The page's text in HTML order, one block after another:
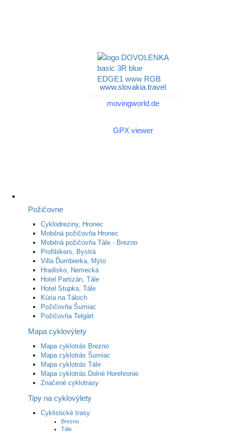
www.slovakia.travel
movingworld.de
GPX viewer
Požičovne
Cyklodreziny, Hronec
Mobilná požičovňa Hronec
Mobilná požičovňa Tále - Brezno
Profibikers, Bystrá
Villa Ďumbierka, Mýto
Hradisko, Nemecká
Hotel Partizán, Tále
Hotel Stupka, Tále
Kúria na Táloch
Požičovňa Šumiac
Požičovňa Telgárt
Mapa cyklovýlety
Mapa cyklotrás Brezno
Mapa cyklotrás Šumiac
Mapa cyklotrás Tále
Mapa cyklotrás Dolné Horehronie
Značené cyklotrasy
Tipy na cyklovýlety
Cyklistické trasy
Brezno
Tále